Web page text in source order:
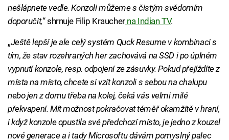
nešlápnete vedle. Konzoli můžeme s čistým svědomím
doporučit,“ shrnuje Filip Kraucherna Indian TV.
„Ještě lepší je ale celý systém Quck Resume v kombinaci s
tím, že stav rozehraných her zachovává na SSD i po úplném
vypnutí konzole, resp. odpojení ze zásuvky. Pokud přejíždíte z
místa na místo, chcete si vzít konzoli s sebou na chalupu
nebo jen z domu třeba na kolej, čeká vás velmi milé
překvapení. Mít možnost pokračovat téměř okamžitě v hraní,
i když konzole opustila své předchozí místo, je jedno z kouzel
nové generace a i tady Microsoftu dávám pomyslný palec